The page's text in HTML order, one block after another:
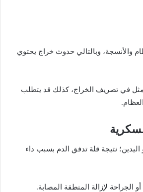
والأنسجة، وبالتالي حدوث خراج يحتوي
في تصريف الخراج، كذلك قد يتطلب
نتيجة قلة تدفق الدم بسبب داء
الجراحة لإزالة المنطقة المصابة.